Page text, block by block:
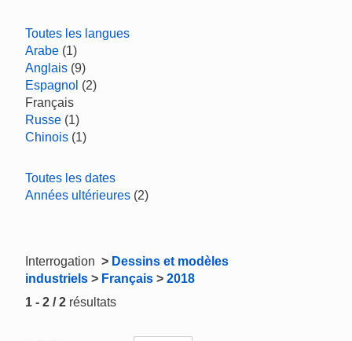
Toutes les langues
Arabe (1)
Anglais (9)
Espagnol (2)
Français
Russe (1)
Chinois (1)
Toutes les dates
Années ultérieures (2)
Interrogation > Dessins et modèles
industriels > Français > 2018
1 - 2 / 2 résultats